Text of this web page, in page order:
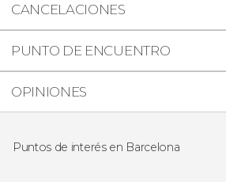
CANCELACIONES
PUNTO DE ENCUENTRO
OPINIONES
Puntos de interés en Barcelona